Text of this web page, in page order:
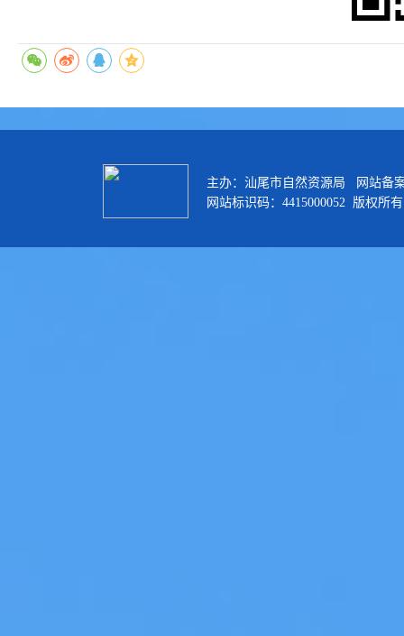
主办：汕尾市自然资源局 网站备
网站标识码：4415000052 版权所